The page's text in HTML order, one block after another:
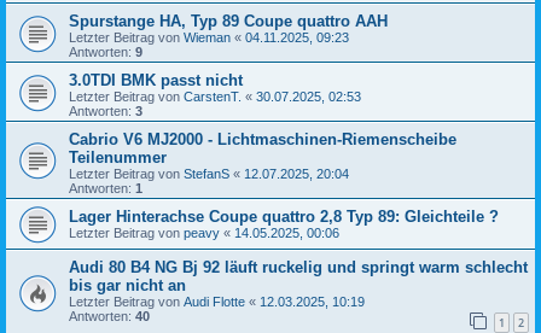
Spurstange HA, Typ 89 Coupe quattro AAH
Letzter Beitrag von Wieman « 04.11.2025, 09:23
Antworten: 9
3.0TDI BMK passt nicht
Letzter Beitrag von CarstenT. « 30.07.2025, 02:53
Antworten: 3
Cabrio V6 MJ2000 - Lichtmaschinen-Riemenscheibe
Teilenummer
Letzter Beitrag von StefanS « 12.07.2025, 20:04
Antworten: 1
Lager Hinterachse Coupe quattro 2,8 Typ 89: Gleichteile ?
Letzter Beitrag von peavy « 14.05.2025, 00:06
Audi 80 B4 NG Bj 92 läuft ruckelig und springt warm schlecht
bis gar nicht an
Letzter Beitrag von Audi Flotte « 12.03.2025, 10:19
Antworten: 40 1 2